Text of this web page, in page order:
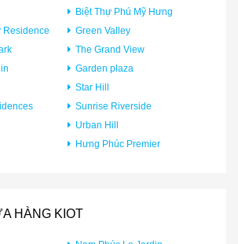
Residence
Biệt Thự Phú Mỹ Hưng
Green Valley
The Grand View
Garden plaza
Star Hill
Sunrise Riverside
Urban Hill
Hưng Phúc Premier
HÀNG KIOT